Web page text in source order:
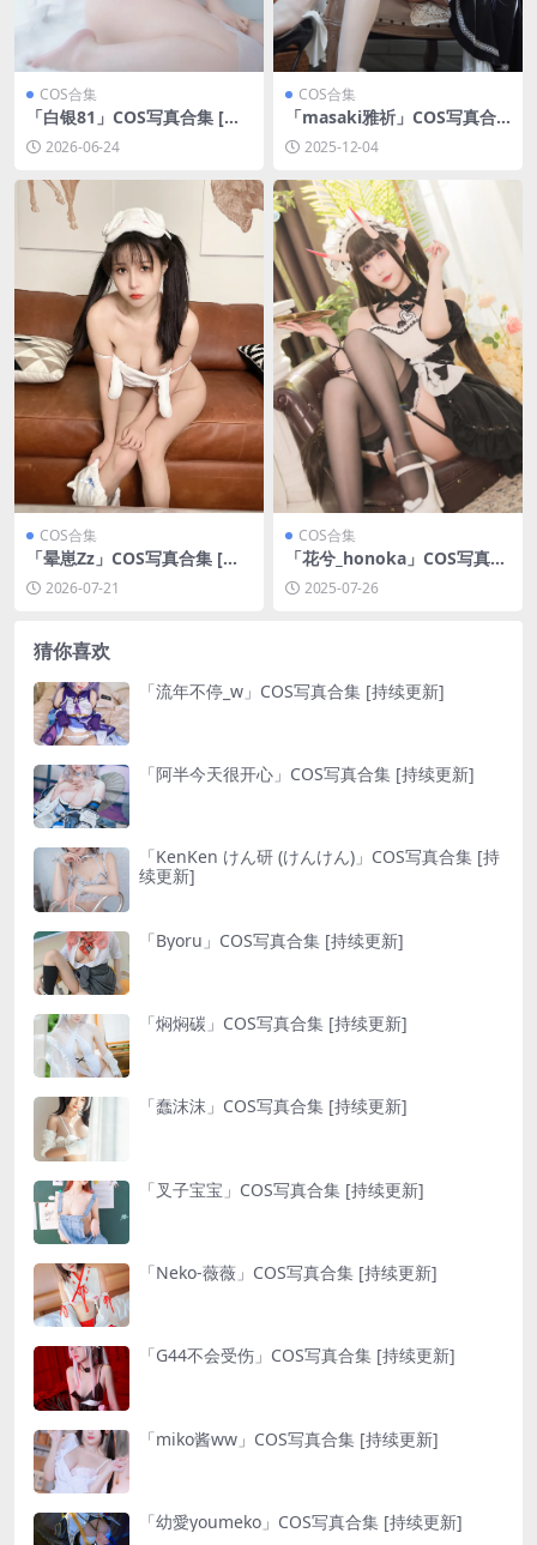
COS合集
「白银81」COS写真合集 [持
续更新]
2026-06-24
COS合集
「masaki雅祈」COS写真合
集 [持续更新]
2025-12-04
COS合集
「晕崽Zz」COS写真合集 [持
续更新]
2026-07-21
COS合集
「花兮_honoka」COS写真合
集 [持续更新]
2025-07-26
猜你喜欢
「流年不停_w」COS写真合集 [持续更新]
「阿半今天很开心」COS写真合集 [持续更新]
「KenKen けん研 (けんけん)」COS写真合集 [持
续更新]
「Byoru」COS写真合集 [持续更新]
「焖焖碳」COS写真合集 [持续更新]
「蠢沫沫」COS写真合集 [持续更新]
「叉子宝宝」COS写真合集 [持续更新]
「Neko-薇薇」COS写真合集 [持续更新]
「G44不会受伤」COS写真合集 [持续更新]
「miko酱ww」COS写真合集 [持续更新]
「幼愛youmeko」COS写真合集 [持续更新]